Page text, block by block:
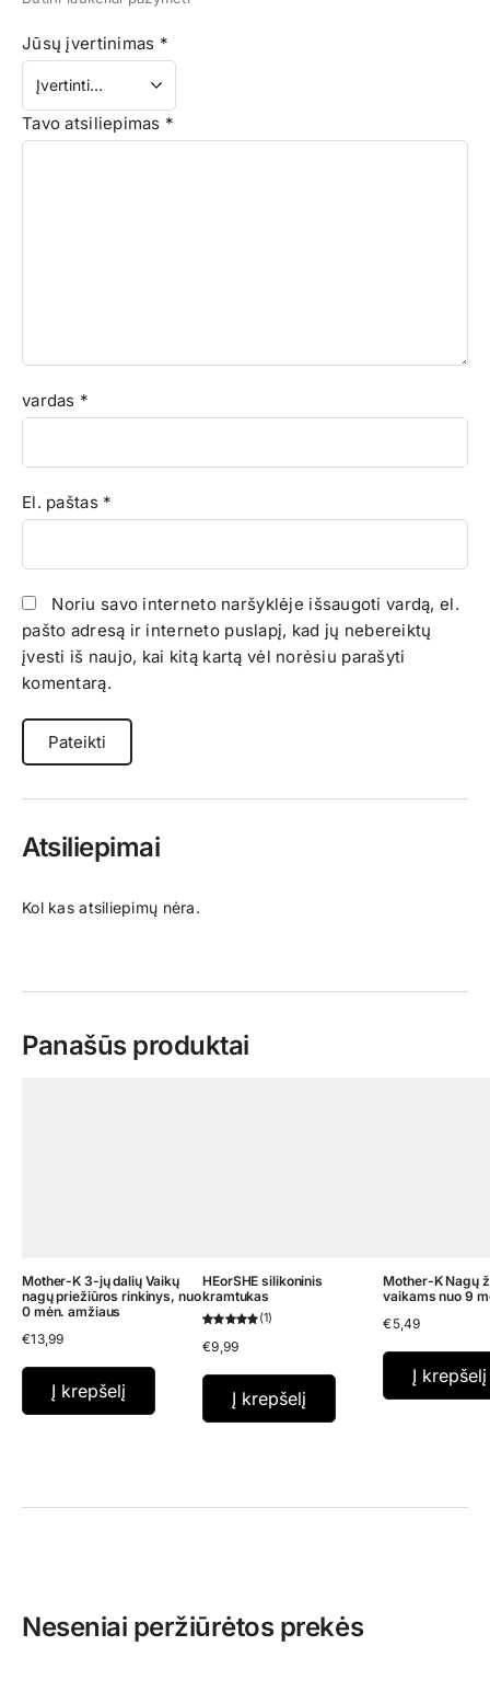
Jūsų įvertinimas *
Tavo atsiliepimas *
vardas *
El. paštas *
Noriu savo interneto naršyklėje išsaugoti vardą, el.
pašto adresą ir interneto puslapį, kad jų nebereiktų
įvesti iš naujo, kai kitą kartą vėl norėsiu parašyti
komentarą.
Atsiliepimai
Kol kas atsiliepimų nėra.
Panašūs produktai
Mother-K 3-jų dalių Vaikų
nagų priežiūros rinkinys, nuo
0 mėn. amžiaus
€13,99
Į krepšelį
HEorSHE silikoninis
kramtukas
1
€9,99
Į krepšelį
Mother-K Nagų
vaikams nuo 9
€ 5,49
Į krepšelį
Neseniai peržiūrėtos prekės